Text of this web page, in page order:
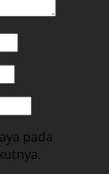
pada